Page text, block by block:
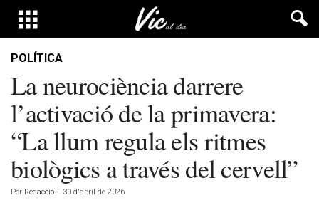
POLÍTICA
La neurociència darrere
l’activació de la primavera:
“La llum regula els ritmes
biològics a través del cervell”
Por Redacció - 30 d'abril de 2026